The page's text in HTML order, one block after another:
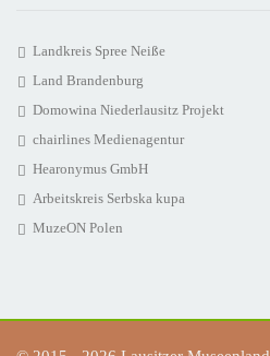
Landkreis Spree Neiße
Land Brandenburg
Domowina Niederlausitz Projekt
chairlines Medienagentur
Hearonymus GmbH
Arbeitskreis Serbska kupa
MuzeON Polen